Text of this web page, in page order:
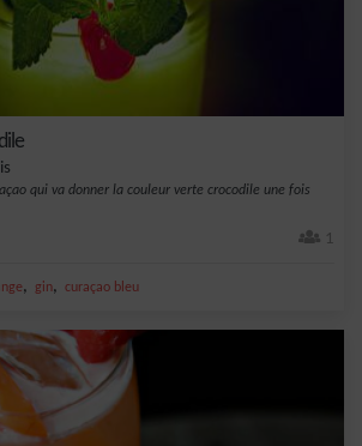
qui va donner la couleur verte crocodile une fois
1
, gin, curaçao bleu